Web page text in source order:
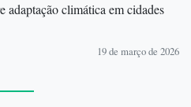
adaptação climática em cidades
19 de março de 2026